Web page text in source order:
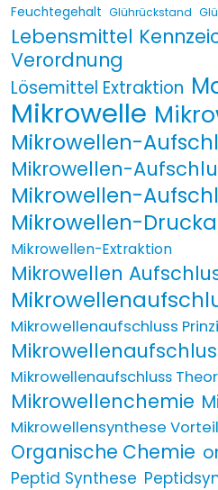
Feuchtegehalt Glührückstand
Lebensmittel
Verordnung
Lösemittel Extraktion
Mikrowelle
Mikrowellen-
Mikrowellen-
Mikrowellen-
Mikrowellen-
Mikrowellen-Extraktion
Mikrowellen
Mikrowellenaufschluss
Mikrowellenaufschluss
Mikrowellenchemie
Mikrowellensynthese
Organische Chemie
Peptid Synthese